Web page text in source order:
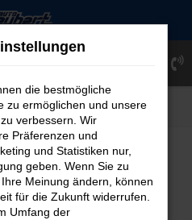
Fahrzeug-Showroom
die bestmögliche
zu ermöglichen und unsere
verbessern. Wir
Präferenzen und
und Statistiken nur,
geben. Wenn Sie zu
Meinung ändern, können
für die Zukunft widerrufen.
Umfang der